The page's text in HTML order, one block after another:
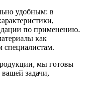
удобным: в
по применению.
как
мы готовы
задачи,